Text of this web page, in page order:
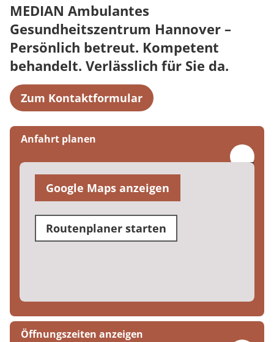
MEDIAN Ambulantes
Gesundheitszentrum Hannover –
Persönlich betreut. Kompetent
behandelt. Verlässlich für Sie da.
Zum Kontaktformular
Anfahrt planen
Google Maps anzeigen
Routenplaner starten
Öffnungszeiten anzeigen